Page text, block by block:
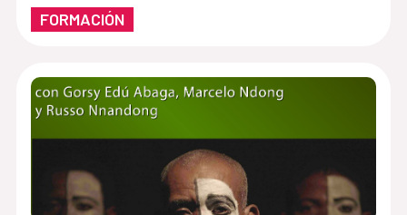
FORMACIÓN